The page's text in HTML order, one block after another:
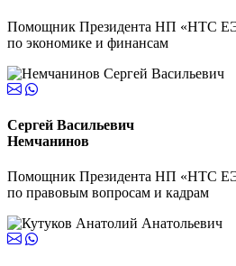
Помощник Президента НП «НТС
по экономике и финансам
Сергей Васильевич
Немчанинов
Помощник Президента НП «НТС
по правовым вопросам и кадрам